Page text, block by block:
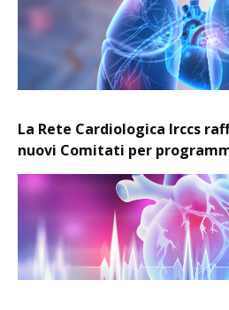
La Rete Cardiologica Irccs
nuovi Comitati per